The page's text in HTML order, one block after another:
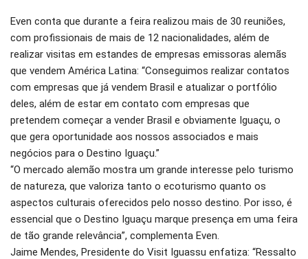
Even conta que durante a feira realizou mais de 30 reuniões,
com profissionais de mais de 12 nacionalidades, além de
realizar visitas em estandes de empresas emissoras alemãs
que vendem América Latina: “Conseguimos realizar contatos
com empresas que já vendem Brasil e atualizar o portfólio
deles, além de estar em contato com empresas que
pretendem começar a vender Brasil e obviamente Iguaçu, o
que gera oportunidade aos nossos associados e mais
negócios para o Destino Iguaçu.”
“O mercado alemão mostra um grande interesse pelo turismo
de natureza, que valoriza tanto o ecoturismo quanto os
aspectos culturais oferecidos pelo nosso destino. Por isso, é
essencial que o Destino Iguaçu marque presença em uma feira
de tão grande relevância”, complementa Even.
Jaime Mendes, Presidente do Visit Iguassu enfatiza: “Ressalto